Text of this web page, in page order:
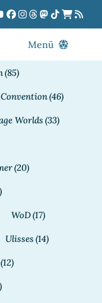
Menü
(85)
Convention(46)
Worlds (33)
(20)
WoD(17)
Ulisses (14)
(12)